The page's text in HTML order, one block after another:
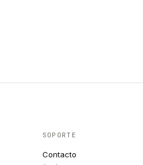
SOPORTE
Contacto